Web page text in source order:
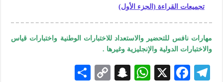
تجميعات القراءة (الجزء الأول)
مهارات نافس للتحضير والاستعداد للاختبارات الوطنية واختبارات قياس
والاختبارات الدولية والإنجليزية وغيرها .
Te
F
X
W
S
C